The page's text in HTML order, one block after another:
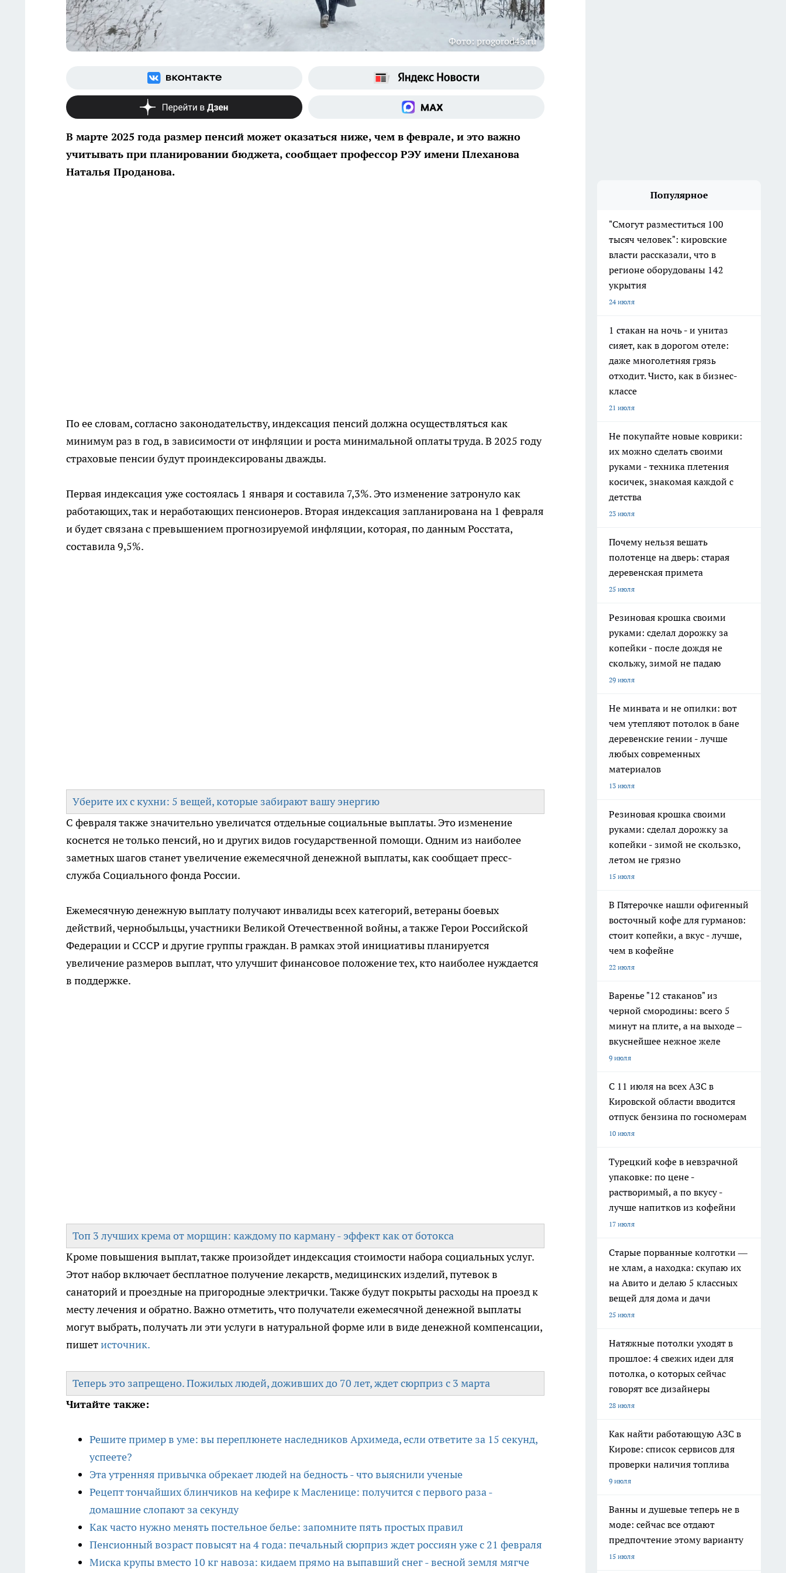
Фото: progorod43.ru
В марте 2025 года размер пенсий может оказаться ниже, чем в феврале, и это важно
учитывать при планировании бюджета, сообщает профессор РЭУ имени Плеханова
Наталья Проданова.
По ее словам, согласно законодательству, индексация пенсий должна осуществляться как
минимум раз в год, в зависимости от инфляции и роста минимальной оплаты труда. В 2025 году
страховые пенсии будут проиндексированы дважды.
Первая индексация уже состоялась 1 января и составила 7,3%. Это изменение затронуло как
работающих, так и неработающих пенсионеров. Вторая индексация запланирована на 1 февраля
и будет связана с превышением прогнозируемой инфляции, которая, по данным Росстата,
составила 9,5%.
Уберите их с кухни: 5 вещей, которые забирают вашу энергию
С февраля также значительно увеличатся отдельные социальные выплаты. Это изменение
коснется не только пенсий, но и других видов государственной помощи. Одним из наиболее
заметных шагов станет увеличение ежемесячной денежной выплаты, как сообщает пресс-
служба Социального фонда России.
Ежемесячную денежную выплату получают инвалиды всех категорий, ветераны боевых
действий, чернобыльцы, участники Великой Отечественной войны, а также Герои Российской
Федерации и СССР и другие группы граждан. В рамках этой инициативы планируется
увеличение размеров выплат, что улучшит финансовое положение тех, кто наиболее нуждается
в поддержке.
Топ 3 лучших крема от морщин: каждому по карману - эффект как от ботокса
Кроме повышения выплат, также произойдет индексация стоимости набора социальных услуг.
Этот набор включает бесплатное получение лекарств, медицинских изделий, путевок в
санаторий и проездные на пригородные электрички. Также будут покрыты расходы на проезд к
месту лечения и обратно. Важно отметить, что получатели ежемесячной денежной выплаты
могут выбрать, получать ли эти услуги в натуральной форме или в виде денежной компенсации,
пишетисточник.
Теперь это запрещено. Пожилых людей, доживших до 70 лет, ждет сюрприз с 3 марта
Читайте также:
Решите пример в уме: вы переплюнете наследников Архимеда, если ответите за 15 секунд,
успеете?
Эта утренняя привычка обрекает людей на бедность - что выяснили ученые
Рецепт тончайших блинчиков на кефире к Масленице: получится с первого раза -
домашние слопают за секунду
Как часто нужно менять постельное белье: запомните пять простых правил
Пенсионный возраст повысят на 4 года: печальный сюрприз ждет россиян уже с 21 февраля
Миска крупы вместо 10 кг навоза: кидаем прямо на выпавший снег - весной земля мягче
Популярное
"Смогут разместиться 100
тысяч человек": кировские
власти рассказали, что в
регионе оборудованы 142
укрытия
24 июля
1 стакан на ночь - и унитаз
сияет, как в дорогом отеле:
даже многолетняя грязь
отходит. Чисто, как в бизнес-
классе
21 июля
Не покупайте новые коврики:
их можно сделать своими
руками - техника плетения
косичек, знакомая каждой с
детства
23 июля
Почему нельзя вешать
полотенце на дверь: старая
деревенская примета
25 июля
Резиновая крошка своими
руками: сделал дорожку за
копейки - после дождя не
скольжу, зимой не падаю
29 июля
Не минвата и не опилки: вот
чем утепляют потолок в бане
деревенские гении - лучше
любых современных
материалов
13 июля
Резиновая крошка своими
руками: сделал дорожку за
копейки - зимой не скользко,
летом не грязно
15 июля
В Пятерочке нашли офигенный
восточный кофе для гурманов:
стоит копейки, а вкус - лучше,
чем в кофейне
22 июля
Варенье "12 стаканов" из
черной смородины: всего 5
минут на плите, а на выходе –
вкуснейшее нежное желе
9 июля
С 11 июля на всех АЗС в
Кировской области вводится
отпуск бензина по госномерам
10 июля
Турецкий кофе в невзрачной
упаковке: по цене -
растворимый, а по вкусу -
лучше напитков из кофейни
17 июля
Старые порванные колготки —
не хлам, а находка: скупаю их
на Авито и делаю 5 классных
вещей для дома и дачи
25 июля
Натяжные потолки уходят в
прошлое: 4 свежих идеи для
потолка, о которых сейчас
говорят все дизайнеры
28 июля
Как найти работающую АЗС в
Кирове: список сервисов для
проверки наличия топлива
9 июля
Ванны и душевые теперь не в
моде: сейчас все отдают
предпочтение этому варианту
15 июля